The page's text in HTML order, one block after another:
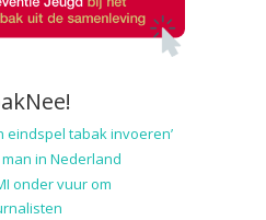
eindspel tabak invoeren’
man in Nederland
onder vuur om